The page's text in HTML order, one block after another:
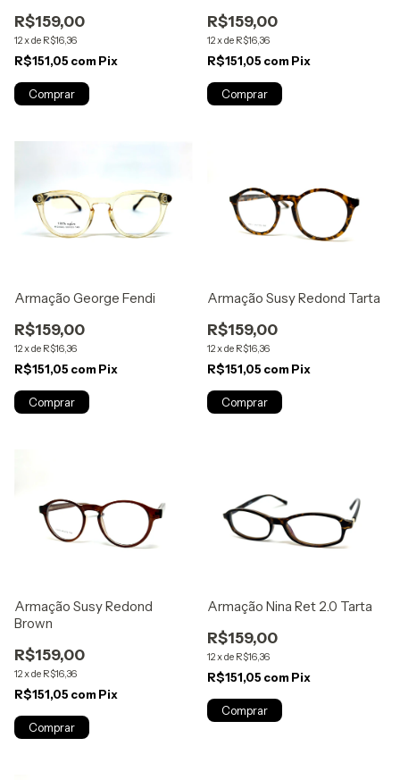
R$159,00
12xde R$16,36
R$151,05 com Pix
R$159,00
12xde R$16,36
R$151,05 com Pix
Armação George Fendi
R$159,00
12xde R$16,36
R$151,05 com Pix
Armação Susy Redond Tarta
R$159,00
12xde R$16,36
R$151,05 com Pix
Armação Susy Redond
Brown
R$159,00
12xde R$16,36
R$151,05 com Pix
Armação Nina Ret 2.0 Tarta
R$159,00
12xde R$16,36
R$151,05 com Pix